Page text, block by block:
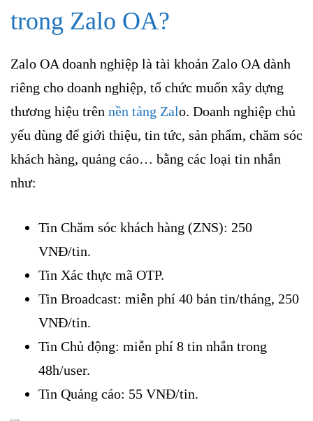
trong Zalo OA?
Zalo OA doanh nghiệp là tài khoản Zalo OA dành
riêng cho doanh nghiệp, tổ chức muốn xây dựng
thương hiệu trên nền tảng Zalo. Doanh nghiệp chủ
yếu dùng để giới thiệu, tin tức, sản phẩm, chăm sóc
khách hàng, quảng cáo… bằng các loại tin nhắn
như:
Tin Chăm sóc khách hàng (ZNS): 250
VNĐ/tin.
Tin Xác thực mã OTP.
Tin Broadcast: miễn phí 40 bản tin/tháng, 250
VNĐ/tin.
Tin Chủ động: miễn phí 8 tin nhắn trong
48h/user.
Tin Quảng cáo: 55 VNĐ/tin.